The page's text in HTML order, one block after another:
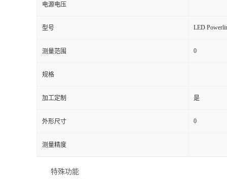
电源电压
型号 LED
测量范围 0
规格
加工定制 是
外形尺寸 0
测量精度
特殊功能